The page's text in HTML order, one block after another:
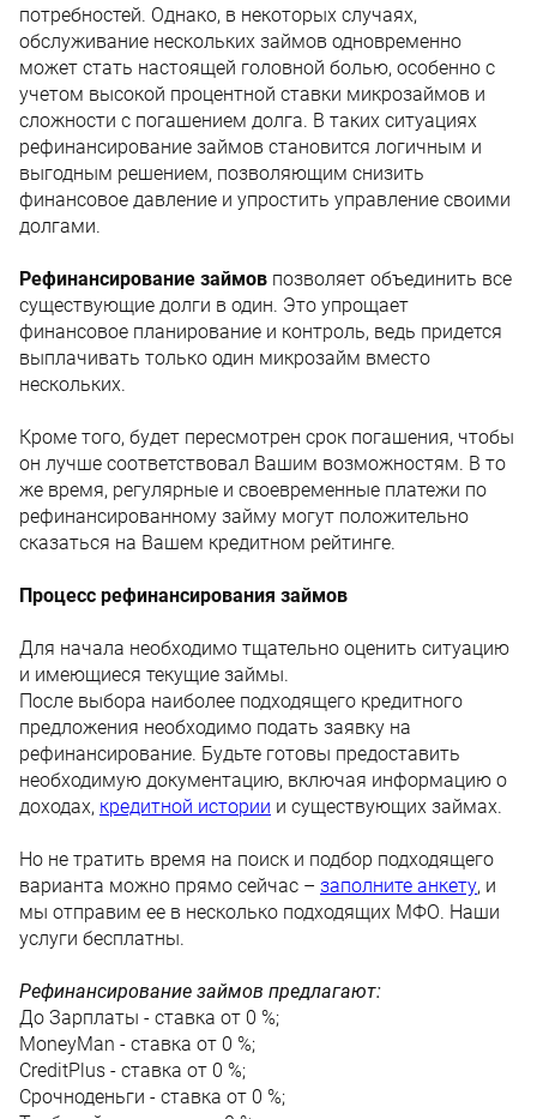
потребностей. Однако, в некоторых случаях,
обслуживание нескольких займов одновременно
может стать настоящей головной болью, особенно с
учетом высокой процентной ставки микрозаймов и
сложности с погашением долга. В таких ситуациях
рефинансирование займов становится логичным и
выгодным решением, позволяющим снизить
финансовое давление и упростить управление своими
долгами.
Рефинансирование займов позволяет объединить все
существующие долги в один. Это упрощает
финансовое планирование и контроль, ведь придется
выплачивать только один микрозайм вместо
нескольких.
Кроме того, будет пересмотрен срок погашения, чтобы
он лучше соответствовал Вашим возможностям. В то
же время, регулярные и своевременные платежи по
рефинансированному займу могут положительно
сказаться на Вашем кредитном рейтинге.
Процесс рефинансирования займов
Для начала необходимо тщательно оценить ситуацию
и имеющиеся текущие займы.
После выбора наиболее подходящего кредитного
предложения необходимо подать заявку на
рефинансирование. Будьте готовы предоставить
необходимую документацию, включая информацию о
доходах, кредитной истории и существующих займах.
Но не тратить время на поиск и подбор подходящего
варианта можно прямо сейчас – заполните анкету, и
мы отправим ее в несколько подходящих МФО. Наши
услуги бесплатны.
Рефинансирование займов предлагают:
До Зарплаты - ставка от 0 %;
MoneyMan - ставка от 0 %;
CreditPlus - ставка от 0 %;
Срочноденьги - ставка от 0 %;